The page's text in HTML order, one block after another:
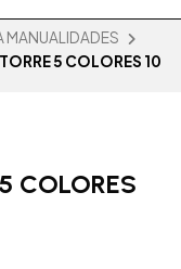
MANUALIDADES
5 COLORES 10
COLORES